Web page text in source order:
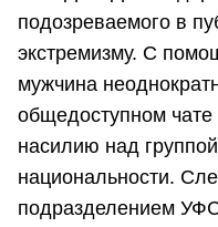
подозреваемого в
экстремизму. С
мужчина
общедоступном
насилию над
национальности.
подразделением